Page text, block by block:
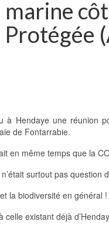
à Hendaye une réunion
de Fontarrabie.
en même temps que la
surtout pas
la biodiversité en général !
existant déjà